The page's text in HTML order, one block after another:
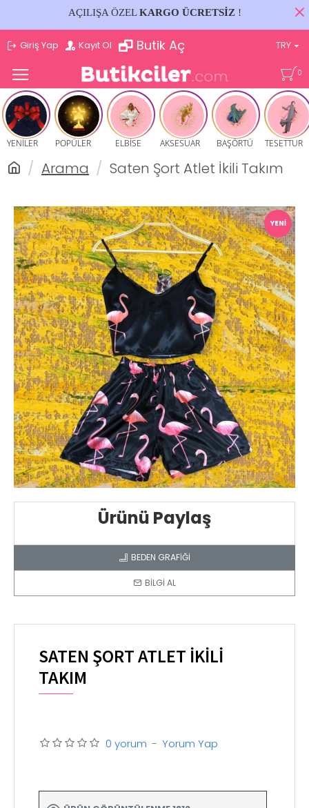
AÇILIŞA ÖZELKARGO ÜCRETSİZ!
Giriş Yap Kayıt Ol Butik Aç TRY
0
YENİLER POPÜLER ELBİSE AKSESUAR BAŞÖRTÜ TESETTUR
Arama Saten Şort Atlet İkili Takım
YENI
Ürünü Paylaş
BEDEN GRAFİĞİ
BİLGİ AL
SATEN ŞORT ATLET İKILI
TAKIM
0 yorum - Yorum Yap